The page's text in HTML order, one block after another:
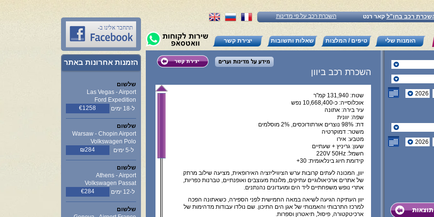
תתחבר אלינו ב-
הזמנות אחרונות באתר
שלשום
Las Vegas - Airport
Ford Expedition
€1258
ל-18 ימים
שלשום
Warsaw - Chopin Airport
Volkswagen Polo
₪284
ל-5 ימים
שלשום
Athens - Airport
Volkswagen Passat
€284
ל-12 ימים
שלשום
השכרת רכב על פי מדינות רכב בחו"לקאר רנט
הזמנות שלי טיפים / המלצות שאלות ותשובות יצירת קשר
השכרת רכב ביוון
שטח: 131,940 קמ"ר
אוכלוסייה: כ-10,668,400 נפש
עיר בירה: אתונה
שפה: יוונית
דת: 98% נוצרים אורתודוכסים, 2% מוסלמים
משטר: דמוקרטיה
מטבע: אירו
שעון: גריניץ + שעתיים
חשמל: 220V 50Hz
קידומת חיוג בינלאומית: 30+
יוון, המכונה לעתים קרובות ערש הציוויליזציה האירופאית, מציעה שילוב מרתק
של אתרים ארכיאולוגיים עתיקים, מלונות מעוצבים ואופנתיים, טברנות כפריות,
אתרי נופש משפחתיים ליד הים ומועדונים נהנתנים.
יוון העתיקה הגיעה לשיאה במאה החמישית לפני הספירה, כשאתונה הפכה
למרכז התרבותי והאמנותי של אגן הים התיכון. שם נולדו עבודות מדהימות של
ארכיטקטורה, פיסול, תיאטרון וספרות.